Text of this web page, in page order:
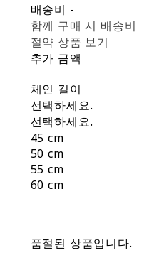
배송비 -
함께 구매 시 배송비
절약 상품 보기
추가 금액
체인 길이
선택하세요.
선택하세요.
45 cm
50 cm
55 cm
60 cm
품절된 상품입니다.